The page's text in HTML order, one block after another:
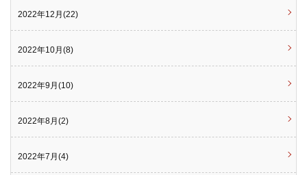
2022年12月(22)
2022年10月(8)
2022年9月(10)
2022年8月(2)
2022年7月(4)